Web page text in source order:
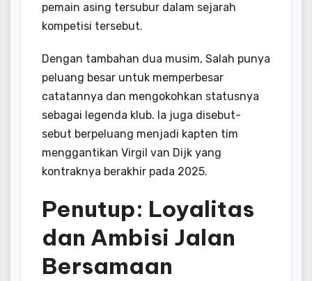
pemain asing tersubur dalam sejarah
kompetisi tersebut.
Dengan tambahan dua musim, Salah punya
peluang besar untuk memperbesar
catatannya dan mengokohkan statusnya
sebagai legenda klub. Ia juga disebut-
sebut berpeluang menjadi kapten tim
menggantikan Virgil van Dijk yang
kontraknya berakhir pada 2025.
Penutup: Loyalitas
dan Ambisi Jalan
Bersamaan